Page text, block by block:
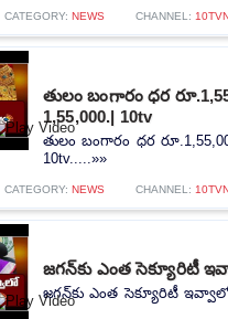
CATEGORY: NEWS CHANNEL:
తులం బంగారం ధర
1,55,000.| 10tv
తులం బంగారం ధర
10tv.....»»
CATEGORY: NEWS CHANNEL:
జగన్‌కు ఎంత సెక్యూరిటీ
జగన్‌కు ఎంత సెక్యూరిటీ